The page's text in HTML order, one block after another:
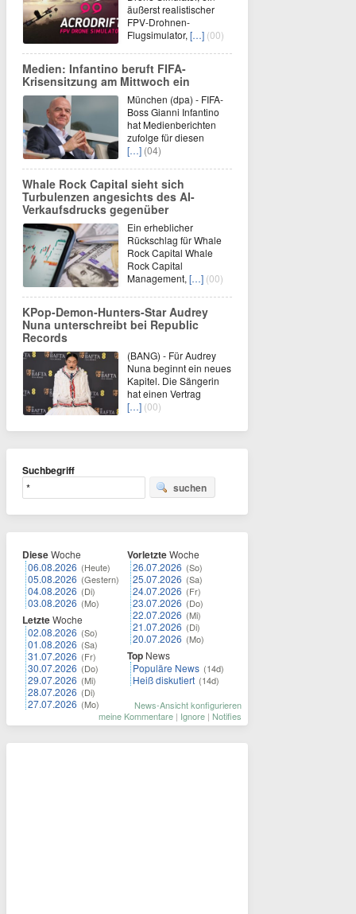
äußerst realistischer
FPV-Drohnen-
Flugsimulator, […] (00)
Medien: Infantino beruft FIFA-
Krisensitzung am Mittwoch ein
München (dpa) - FIFA-
Boss Gianni Infantino
hat Medienberichten
zufolge für diesen
[…] (04)
Whale Rock Capital sieht sich
Turbulenzen angesichts des AI-
Verkaufsdrucks gegenüber
Ein erheblicher
Rückschlag für Whale
Rock Capital Whale
Rock Capital
Management, […] (00)
KPop-Demon-Hunters-Star Audrey
Nuna unterschreibt bei Republic
Records
(BANG) - Für Audrey
Nuna beginnt ein neues
Kapitel. Die Sängerin
hat einen Vertrag
[…] (00)
Suchbegriff
suchen
DieseWoche
06.08.2026 (Heute)
05.08.2026 (Gestern)
04.08.2026 (Di)
03.08.2026 (Mo)
LetzteWoche
02.08.2026 (So)
01.08.2026 (Sa)
31.07.2026 (Fr)
30.07.2026 (Do)
29.07.2026 (Mi)
28.07.2026 (Di)
27.07.2026 (Mo)
VorletzteWoche
26.07.2026 (So)
25.07.2026 (Sa)
24.07.2026 (Fr)
23.07.2026 (Do)
22.07.2026 (Mi)
21.07.2026 (Di)
20.07.2026 (Mo)
Top News
Populäre News (14d)
Heiß diskutiert (14d)
News-Ansicht konfigurieren
meine Kommentare | Ignore | Notifies